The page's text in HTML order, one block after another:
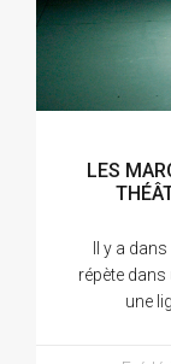
LES
Il y a
répète
une